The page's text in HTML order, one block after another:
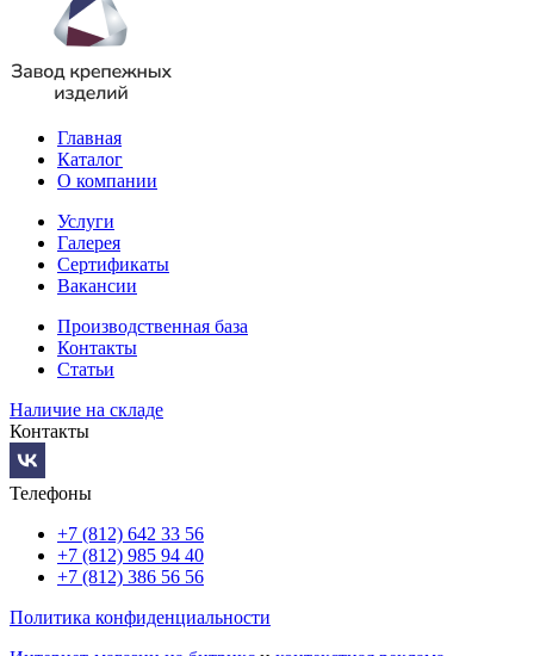
Главная
Каталог
О компании
Услуги
Галерея
Сертификаты
Вакансии
Производственная база
Контакты
Статьи
Наличие на складе
Контакты
Телефоны
+7 (812) 642 33 56
+7 (812) 985 94 40
+7 (812) 386 56 56
Политика конфиденциальности